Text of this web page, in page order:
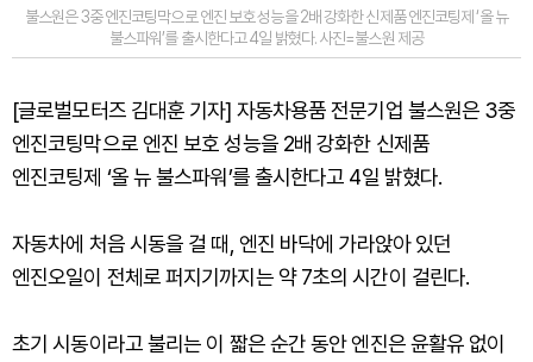
불스원은 3중 엔진코팅막으로 엔진 보호 성능을 2배 강화한 신제품 엔진코팅제 ‘올 뉴
불스파워’를 출시한다고 4일 밝혔다. 사진=불스원 제공
[글로벌모터즈 김대훈 기자] 자동차용품 전문기업 불스원은 3중
엔진코팅막으로 엔진 보호 성능을 2배 강화한 신제품
엔진코팅제 ‘올 뉴 불스파워’를 출시한다고 4일 밝혔다.
자동차에 처음 시동을 걸 때, 엔진 바닥에 가라앉아 있던
엔진오일이 전체로 퍼지기까지는 약 7초의 시간이 걸린다.
초기 시동이라고 불리는 이 짧은 순간 동안 엔진은 윤활유 없이